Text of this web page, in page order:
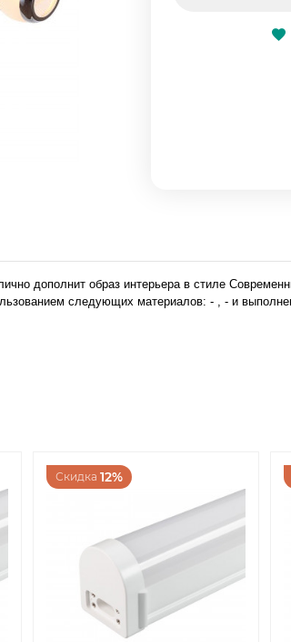
дополнит образ интерьера в стиле
следующих материалов: - , - и
Скидка 12%